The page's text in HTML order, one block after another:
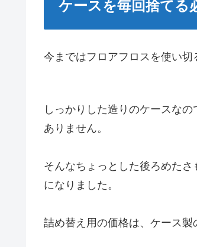
ケースを毎回捨てる
今まではフロアフロスを使い切
しっかりした造りのケースな
ありません。
そんなちょっとした後ろめた
になりました。
詰め替え用の価格は、ケース製